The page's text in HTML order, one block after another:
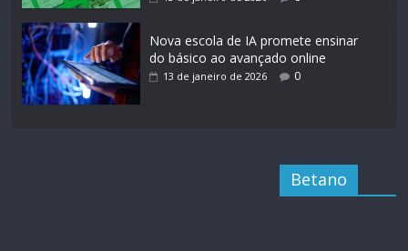
Nova escola de IA promete ensinar
do básico ao avançado online
13 de janeiro de 2026 0
Betano